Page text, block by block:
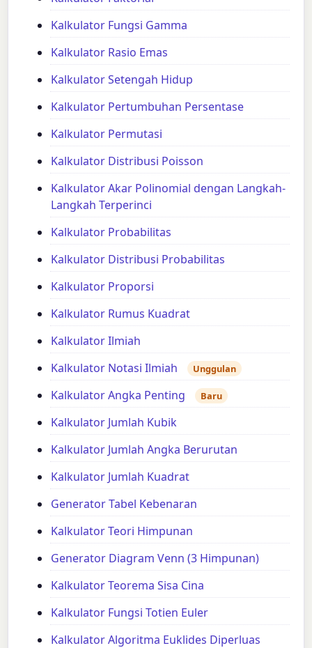
Kalkulator Fungsi Gamma
Kalkulator Rasio Emas
Kalkulator Setengah Hidup
Kalkulator Pertumbuhan Persentase
Kalkulator Permutasi
Kalkulator Distribusi Poisson
Kalkulator Akar Polinomial dengan Langkah-
Langkah Terperinci
Kalkulator Probabilitas
Kalkulator Distribusi Probabilitas
Kalkulator Proporsi
Kalkulator Rumus Kuadrat
Kalkulator Ilmiah
Kalkulator Notasi Ilmiah
Unggulan
Kalkulator Angka Penting Baru
Kalkulator Jumlah Kubik
Kalkulator Jumlah Angka Berurutan
Kalkulator Jumlah Kuadrat
Generator Tabel Kebenaran
Kalkulator Teori Himpunan
Generator Diagram Venn (3 Himpunan)
Kalkulator Teorema Sisa Cina
Kalkulator Fungsi Totien Euler
Kalkulator Algoritma Euklides Diperluas